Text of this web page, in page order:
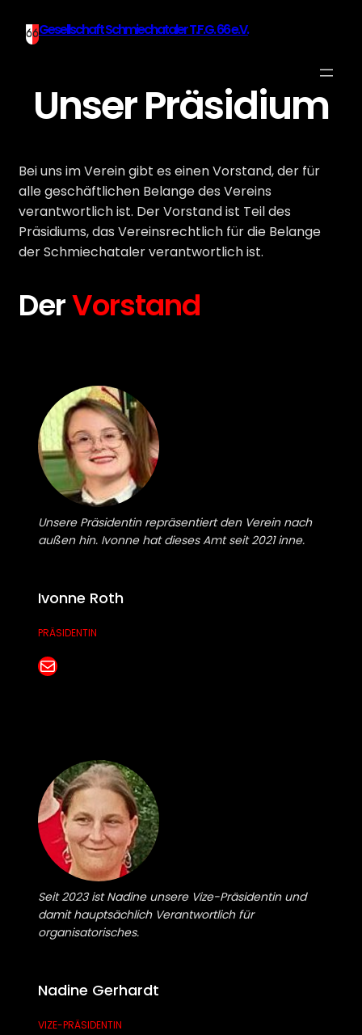
InhaltGesellschaft Schmiechataler T.F.G. 66 e.V.
Unser Präsidium
Bei uns im Verein gibt es einen Vorstand, der für
alle geschäftlichen Belange des Vereins
verantwortlich ist. Der Vorstand ist Teil des
Präsidiums, das Vereinsrechtlich für die Belange
der Schmiechataler verantwortlich ist.
DerVorstand
Unsere Präsidentin repräsentiert den Verein nach
außen hin. Ivonne hat dieses Amt seit 2021 inne.
Ivonne Roth
PRÄSIDENTIN
E-Mail senden
Seit 2023 ist Nadine unsere Vize-Präsidentin und
damit hauptsächlich Verantwortlich für
organisatorisches.
Nadine Gerhardt
VIZE-PRÄSIDENTIN